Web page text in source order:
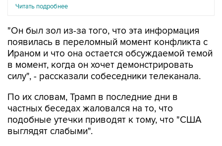
Читать подробнее
"Он был зол из-за того, что эта информация
появилась в переломный момент конфликта с
Ираном и что она остается обсуждаемой темой
в момент, когда он хочет демонстрировать
силу", - рассказали собеседники телеканала.
По их словам, Трамп в последние дни в
частных беседах жаловался на то, что
подобные утечки приводят к тому, что "США
выглядят слабыми".